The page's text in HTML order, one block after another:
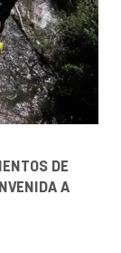
DE
A